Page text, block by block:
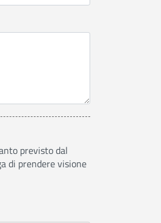
previsto dal
di prendere visione